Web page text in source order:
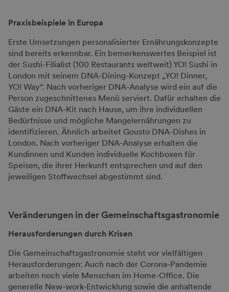
Praxisbeispiele in Europa
Erste Umsetzungen personalisierter Ernährungskonzepte
sind bereits erkennbar. Ein bemerkenswertes Beispiel ist
der Sushi-Filialist (100 Restaurants weltweit) YO! Sushi in
London mit seinem DNA-Dining-Konzept „YO! Dinner,
YO! Way“. Nach vorheriger DNA-Analyse wird ein auf die
Person zugeschnittenes Menü serviert. Dafür erhalten die
Gäste ein DNA-Kit nach Hause, um ihre individuellen
Bedürfnisse und mögliche Mangelernährungen zu
identifizieren. Ähnlich arbeitet Gousto DNA-Dishes in
London. Nach vorheriger DNA-Analyse erhalten die
Kundinnen und Kunden individuelle Kochboxen für
Speisen, die ihrer Herkunft entsprechen und auf den
jeweiligen Stoffwechsel abgestimmt sind.
Veränderungen in der Gemeinschaftsgastronomie
Herausforderungen durch Krisen
Die Gemeinschaftsgastronomie steht vor vielfältigen
Herausforderungen: Auch nach der Corona-Pandemie
arbeiten noch viele Menschen im Home-Office. Die
generelle New-work-Entwicklung sowie die anhaltende